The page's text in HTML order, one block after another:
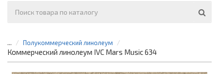
... Полукоммерческий линолеум
Коммерческий линолеум IVC Mars Music 634